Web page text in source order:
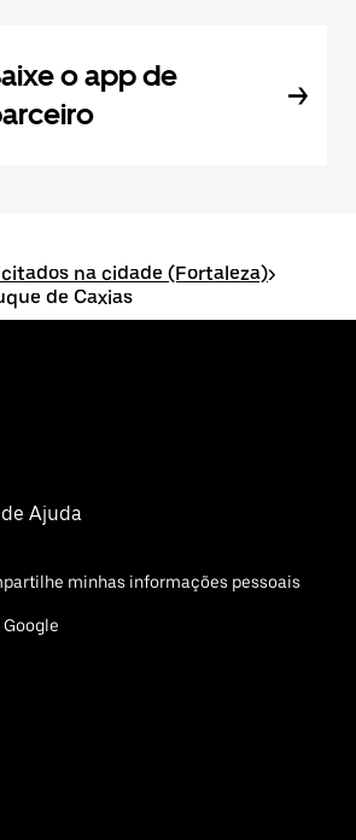
o app de
na cidade (Fortaleza)>
de Caxias
Ajuda
minhas informações pessoais